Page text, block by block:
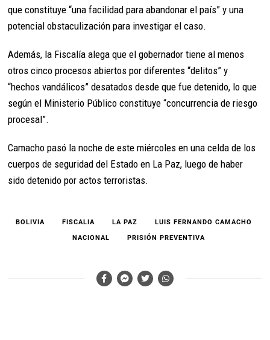
que constituye “una facilidad para abandonar el país” y una
potencial obstaculización para investigar el caso.
Además, la Fiscalía alega que el gobernador tiene al menos
otros cinco procesos abiertos por diferentes “delitos” y
“hechos vandálicos” desatados desde que fue detenido, lo que
según el Ministerio Público constituye “concurrencia de riesgo
procesal”.
Camacho pasó la noche de este miércoles en una celda de los
cuerpos de seguridad del Estado en La Paz, luego de haber
sido detenido por actos terroristas.
BOLIVIA FISCALIA LA PAZ
LUIS FERNANDO CAMACHO
NACIONAL
PRISIÓN PREVENTIVA